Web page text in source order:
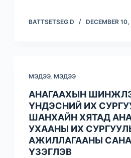
BATTSETSEG D DECEMBER
МЭДЭЭ, МЭДЭЭ
АНАГААХЫН
ҮНДЭСНИЙ ИХ
ШАНХАЙН ХЯТАД
УХААНЫ ИХ
АЖИЛЛАГААНЫ
ҮЗЭГЛЭВ